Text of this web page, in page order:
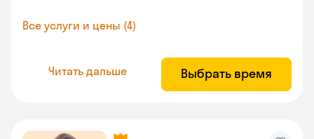
Все услуги и цены (4)
Читать дальше Выбрать время